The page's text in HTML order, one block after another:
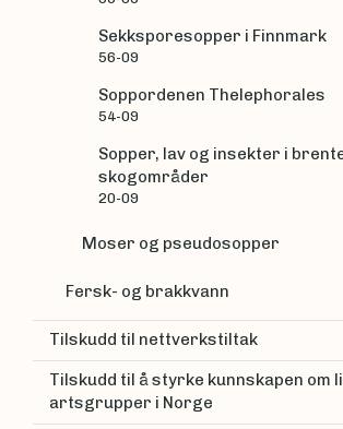
Sekksporesopper i Finnmark
56-09
Soppordenen Thelephorales
54-09
Sopper, lav og insekter i
skogområder
20-09
Moser og pseudosopper
Fersk- og brakkvann
Tilskudd til nettverkstiltak
Tilskudd til å styrke kunnskapen om
artsgrupper i Norge